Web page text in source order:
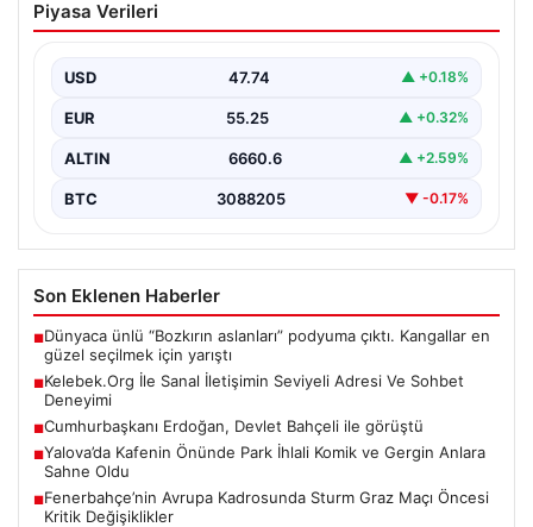
Adresi Ve Sohbet Deneyimi
sağlaması ciddi bir önem taşımaktadır. Günümüzde
çeşitli…
Piyasa Verileri
USD 47.74 ▲ +0.18%
EUR 55.25 ▲ +0.32%
ALTIN 6660.6 ▲ +2.59%
BTC 3088205 ▼ -0.17%
Son Eklenen Haberler
■Dünyaca ünlü “Bozkırın aslanları” podyuma çıktı. Kangallar en
güzel seçilmek için yarıştı
■Kelebek.Org İle Sanal İletişimin Seviyeli Adresi Ve Sohbet
Deneyimi
■Cumhurbaşkanı Erdoğan, Devlet Bahçeli ile görüştü
■Yalova’da Kafenin Önünde Park İhlali Komik ve Gergin Anlara
Sahne Oldu
■Fenerbahçe’nin Avrupa Kadrosunda Sturm Graz Maçı Öncesi
Kritik Değişiklikler